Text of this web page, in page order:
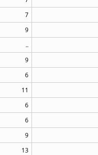
7
9
..
9
6
11
6
6
9
13